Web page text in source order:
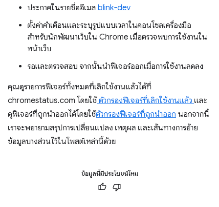
ประกาศในรายชื่ออีเมล blink-dev
ตั้งค่าคำเตือนและระบุรูปแบบเวลาในคอนโซลเครื่องมือ
สำหรับนักพัฒนาเว็บใน Chrome เมื่อตรวจพบการใช้งานใน
หน้าเว็บ
รอและตรวจสอบ จากนั้นนําฟีเจอร์ออกเมื่อการใช้งานลดลง
คุณดูรายการฟีเจอร์ทั้งหมดที่เลิกใช้งานแล้วได้ที่
chromestatus.com โดยใช้ ตัวกรองฟีเจอร์ที่เลิกใช้งานแล้ว และ
ดูฟีเจอร์ที่ถูกนำออกได้โดยใช้ตัวกรองฟีเจอร์ที่ถูกนำออก นอกจากนี้
เราจะพยายามสรุปการเปลี่ยนแปลง เหตุผล และเส้นทางการย้าย
ข้อมูลบางส่วนไว้ในโพสต์เหล่านี้ด้วย
ข้อมูลนี้มีประโยชน์ไหม